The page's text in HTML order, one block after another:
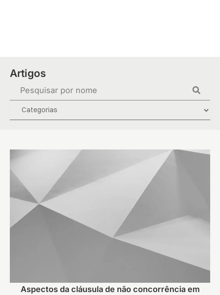
Artigos
Aspectos da cláusula de não concorrência em